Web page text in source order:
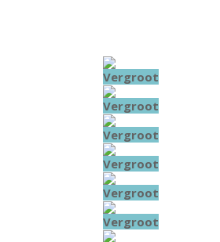
Vergroot
Vergroot
Vergroot
Vergroot
Vergroot
Vergroot